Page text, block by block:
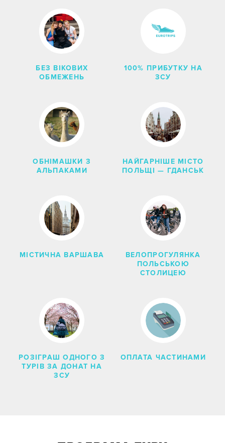
ШУКАТИ СКИНУТИ ФІЛЬТРИ
БЕЗ ВІКОВИХ
ОБМЕЖЕНЬ
100% ПРИБУТКУ НА
ЗСУ
ОБНІМАШКИ З
АЛЬПАКАМИ
НАЙГАРНІШЕ МІСТО
ПОЛЬЩІ — ГДАНСЬК
МІСТИЧНА ВАРШАВА
ВЕЛОПРОГУЛЯНКА
ПОЛЬСЬКОЮ
СТОЛИЦЕЮ
РОЗІГРАШ ОДНОГО З
ТУРІВ ЗА ДОНАТ НА
ЗСУ
ОПЛАТА ЧАСТИНАМИ